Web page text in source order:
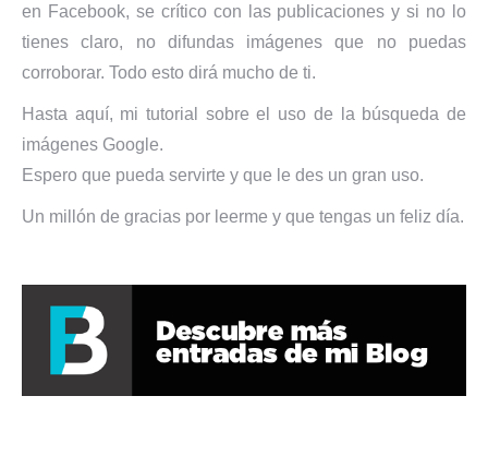
en Facebook, se crítico con las publicaciones y si no lo
tienes claro, no difundas imágenes que no puedas
corroborar. Todo esto dirá mucho de ti.
Hasta aquí, mi tutorial sobre el uso de la búsqueda de
imágenes Google.
Espero que pueda servirte y que le des un gran uso.
Un millón de gracias por leerme y que tengas un feliz día.